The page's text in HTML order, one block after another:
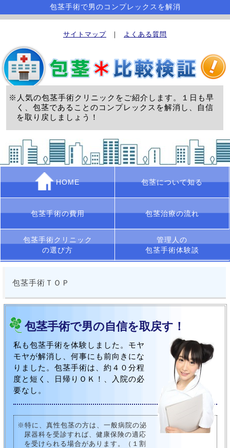
包茎手術で男のコンプレックスを解消
サイトマップ ｜ よくある質問
※人気の包茎手術クリニックをご紹介します。１日も早
く、包茎であることのコンプレックスを解消し、自信
を取り戻しましょう！
HOME 包茎について知る
包茎手術の費用 包茎治療の流れ
包茎手術クリニック
の選び方
管理人の
包茎手術体験談
包茎手術ＴＯＰ
包茎手術で男の自信を取戻す！
私も包茎手術を体験しました。モヤ
モヤが解消し、何事にも前向きにな
りました。包茎手術は、約４０分程
度と短く、日帰りＯＫ！、入院の必
要なし。
※特に、真性包茎の方は、一般病院の泌
尿器科を受診すれば、健康保険の適応
を受けられる場合があります。（１割